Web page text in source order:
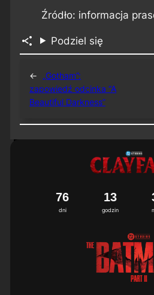
Źródło: informacja
Podziel się
←
„Gotham”:
zapowiedź odcinka “A
Beautiful Darkness”
dni
76
godzin
13